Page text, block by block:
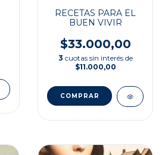
RECETAS PARA EL
BUEN VIVIR
$33.000,00
3 cuotas sin interés de
$11.000,00